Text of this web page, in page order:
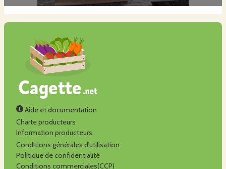
Aide et documentation
Charte producteurs
Information producteurs
Conditions générales d'utilisation
Politique de confidentialité
Conditions commerciales(CCP)